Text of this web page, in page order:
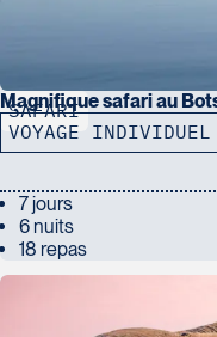
SAFARI
Magnifique safari au
VOYAGE INDIVIDUEL
7 jours
6 nuits
18 repas